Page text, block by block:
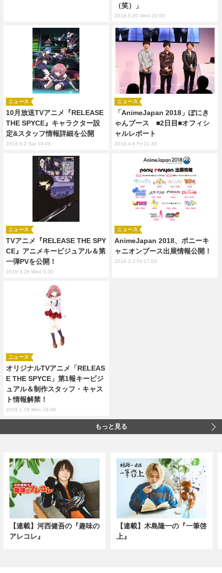
（笑）」
2018.6.20 Wed 20:00
10月放送TVアニメ『RELEASE
THE SPYCE』キャラクター設
定&スタッフ情報詳細を公開
ニュース
2018.6.2 Sat 16:00
「AnimeJapan 2018」ぽにき
ゃんブース ■2日目■オフィシ
ャルレポート
ニュース
2018.4.6 Fri 21:30
TVアニメ『RELEASE THE SPY
CE』アニメキービジュアル＆第
一弾PVを公開！
ニュース
2018.3.28 Wed 0:30
AnimeJapan 2018、ポニーキ
ャニオンブース出展情報公開！
ニュース
2018.3.2 Fri 17:00
オリジナルTVアニメ「RELEAS
E THE SPYCE」第1報キービジ
ュアル＆制作スタッフ・キャス
ト情報解禁！
ニュース
2018.1.29 Mon 18:00
もっと見る
【連載】河西健吾の『趣味の
アレコレ』
【連載】木島隆一の『一筆啓
上』